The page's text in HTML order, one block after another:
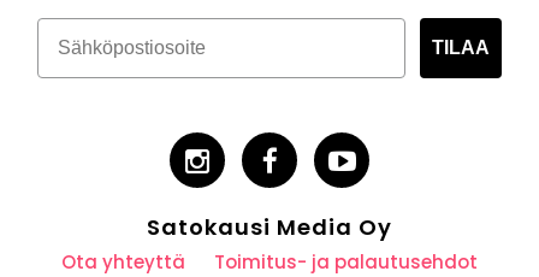
TILAA
Satokausi Media Oy
Ota yhteyttä Toimitus- ja palautusehdot